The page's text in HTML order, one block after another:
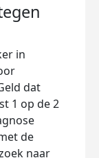
in
dat
1 op de 2
de
naar